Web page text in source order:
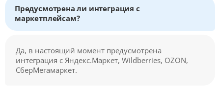
Предусмотрена ли интеграция с
маркетплейсам?
Да, в настоящий момент предусмотрена
интеграция с Яндекс.Маркет, Wildberries, OZON,
СберМегамаркет.